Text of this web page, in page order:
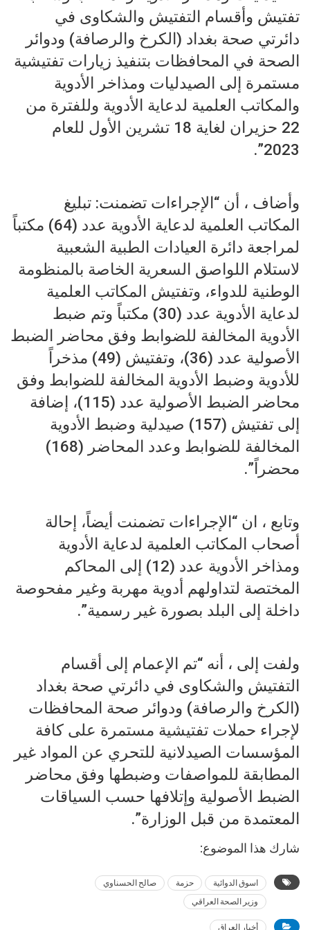
تفتيش وأقسام التفتيش والشكاوى في
دائرتي صحة بغداد (الكرخ والرصافة) ودوائر
الصحة في المحافظات بتنفيذ زيارات تفتيشية
مستمرة إلى الصيدليات ومذاخر الأدوية
والمكاتب العلمية لدعاية الأدوية وللفترة من
22 حزيران لغاية 18 تشرين الأول للعام
2023”.
وأضاف ، أن “الإجراءات تضمنت: تبليغ
المكاتب العلمية لدعاية الأدوية عدد (64) مكتباً
لمراجعة دائرة العيادات الطبية الشعبية
لاستلام اللواصق السعرية الخاصة بالمنظومة
الوطنية للدواء، وتفتيش المكاتب العلمية
لدعاية الأدوية عدد (30) مكتباً وتم ضبط
الأدوية المخالفة للضوابط وفق محاضر الضبط
الأصولية عدد (36)، وتفتيش (49) مذخراً
للأدوية وضبط الأدوية المخالفة للضوابط وفق
محاضر الضبط الأصولية عدد (115)، إضافة
إلى تفتيش (157) صيدلية وضبط الأدوية
المخالفة للضوابط وعدد المحاضر (168)
محضراً”.
وتابع ، ان “الإجراءات تضمنت أيضاً، إحالة
أصحاب المكاتب العلمية لدعاية الأدوية
ومذاخر الأدوية عدد (12) إلى المحاكم
المختصة لتداولهم أدوية مهربة وغير مفحوصة
داخلة إلى البلد بصورة غير رسمية”.
ولفت إلى ، أنه “تم الإعمام إلى أقسام
التفتيش والشكاوى في دائرتي صحة بغداد
(الكرخ والرصافة) ودوائر صحة المحافظات
لإجراء حملات تفتيشية مستمرة على كافة
المؤسسات الصيدلانية للتحري عن المواد غير
المطابقة للمواصفات وضبطها وفق محاضر
الضبط الأصولية وإتلافها حسب السياقات
المعتمدة من قبل الوزارة”.
شارك هذا الموضوع:
اسوق الدوائية حزمة
صالح الحسناوي
وزير الصحة العراقي
أخبار العراق